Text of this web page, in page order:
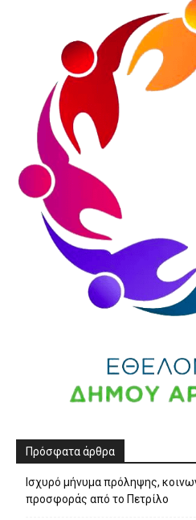
Πρόσφατα άρθρα
Ισχυρό μήνυμα πρόληψης,
προσφοράς από το Πετρίλο